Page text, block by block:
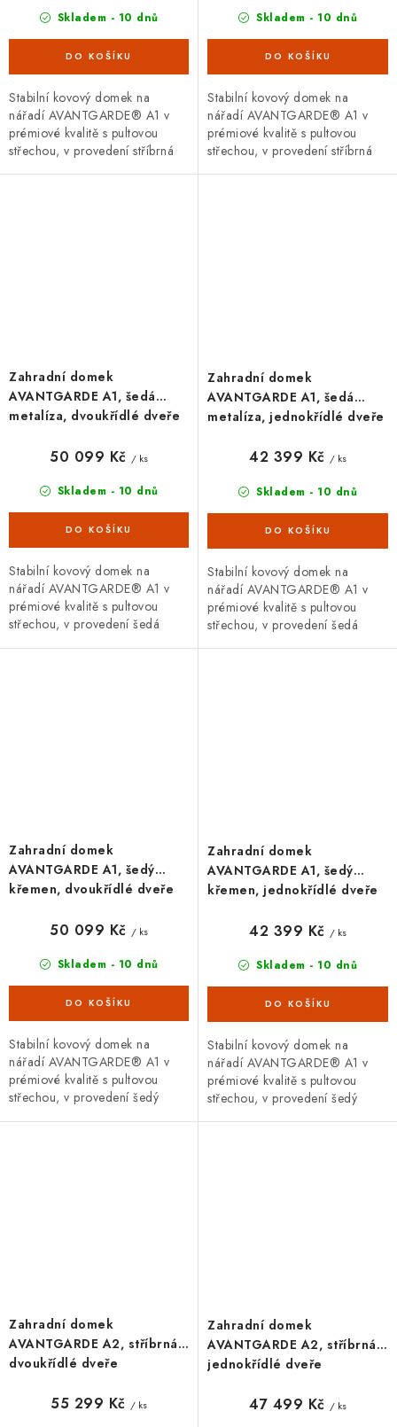
Skladem - 10 dnů
Stabilní kovový domek na
nářadí AVANTGARDE® A1 v
prémiové kvalitě s pultovou
střechou, v provedení stříbrná
Skladem - 10 dnů
Stabilní kovový domek na
nářadí AVANTGARDE® A1 v
prémiové kvalitě s pultovou
střechou, v provedení stříbrná
Zahradní domek
AVANTGARDE A1, šedá
metalíza, dvoukřídlé dveře
Skladem - 10 dnů
50 099 Kč / ks
Stabilní kovový domek na
nářadí AVANTGARDE® A1 v
prémiové kvalitě s pultovou
střechou, v provedení šedá
Zahradní domek
AVANTGARDE A1, šedá
metalíza, jednokřídlé dveře
Skladem - 10 dnů
42 399 Kč / ks
Stabilní kovový domek na
nářadí AVANTGARDE® A1 v
prémiové kvalitě s pultovou
střechou, v provedení šedá
Zahradní domek
AVANTGARDE A1, šedý
křemen, dvoukřídlé dveře
Skladem - 10 dnů
50 099 Kč / ks
Stabilní kovový domek na
nářadí AVANTGARDE® A1 v
prémiové kvalitě s pultovou
střechou, v provedení šedý
Zahradní domek
AVANTGARDE A1, šedý
křemen, jednokřídlé dveře
Skladem - 10 dnů
42 399 Kč / ks
Stabilní kovový domek na
nářadí AVANTGARDE® A1 v
prémiové kvalitě s pultovou
střechou, v provedení šedý
Zahradní domek
AVANTGARDE A2, stříbrná,
dvoukřídlé dveře
55 299 Kč / ks
Zahradní domek
AVANTGARDE A2, stříbrná,
jednokřídlé dveře
47 499 Kč / ks